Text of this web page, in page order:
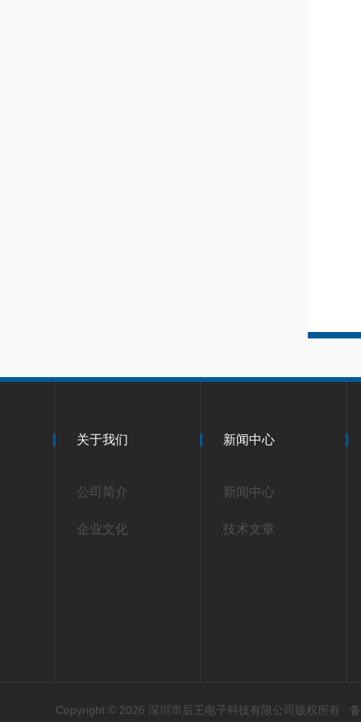
关于我们
公司简介
企业文化
新闻中心
新闻中心
技术文章
Copyright © 2026 深圳市后王电子科技有限公司版权所有